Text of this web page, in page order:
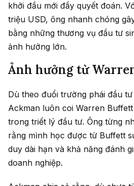
khởi đầu mới đầy quyết đoán.
triệu USD, ông nhanh chóng
bằng những thương vụ đầu tư
ảnh hưởng lớn.
Ảnh hưởng từ
Dù theo đuổi trường phái đầu
Ackman luôn coi Warren
trong triết lý đầu tư. Ông từng
rằng mình học được từ Buffett
duy dài hạn và khả năng đánh
doanh nghiệp.